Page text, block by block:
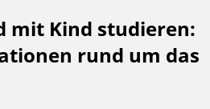
mit Kind studieren:
rund um das